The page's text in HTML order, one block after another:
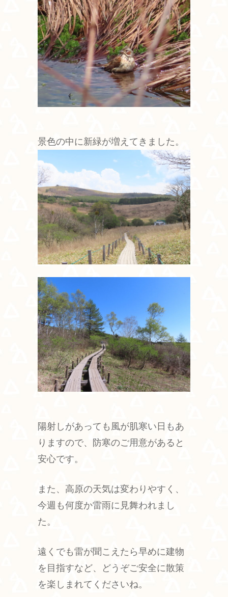
景色の中に新緑が増えてきました。
陽射しがあっても風が肌寒い日もあ
りますので、防寒のご用意があると
安心です。
また、高原の天気は変わりやすく、
今週も何度か雷雨に見舞われまし
た。
遠くでも雷が聞こえたら早めに建物
を目指すなど、どうぞご安全に散策
を楽しまれてくださいね。